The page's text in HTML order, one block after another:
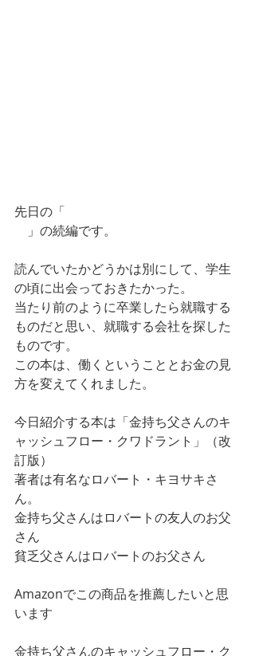
先日の「
」の続編です。
読んでいたかどうかは別にして、学生
の頃に出会っておきたかった。
当たり前のように卒業したら就職する
ものだと思い、就職する会社を探した
ものです。
この本は、働くということとお金の見
方を変えてくれました。
今日紹介する本は「金持ち父さんのキ
ャッシュフロー・クワドラント」（改
訂版）
著者は有名なロバート・キヨサキさ
ん。
金持ち父さんはロバートの友人のお父
さん
貧乏父さんはロバートのお父さん
Amazonでこの商品を推薦したいと思
います
金持ち父さんのキャッシュフロー・ク